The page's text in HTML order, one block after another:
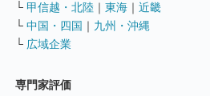
└ 甲信越・北陸 ｜ 東海 ｜ 近畿
└ 中国・四国 ｜ 九州・沖縄
└ 広域企業
専門家評価